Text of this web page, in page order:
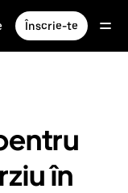
Înscrie-te
în